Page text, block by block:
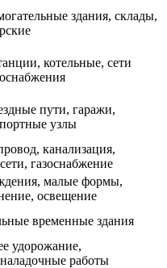
здания, склады,
котельные, сети
пути, гаражи,
узлы
канализация,
газоснабжение
малые формы,
освещение
временные здания
удорожание,
работы